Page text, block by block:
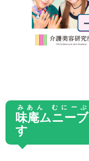
味庵ムニーブ
みあん むにーぶ
す